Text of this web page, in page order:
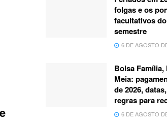
folgas e os
facultativos
semestre
6 DE AGOSTO
Bolsa Família,
Meia:
de 2026,
regras para
6 DE AGOSTO